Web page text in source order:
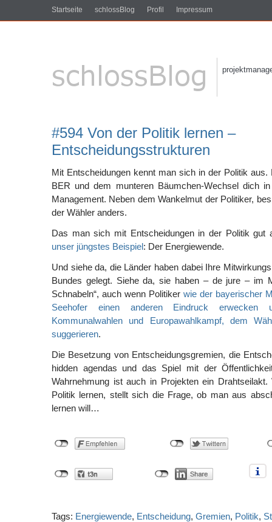
Startseite schlossBlog Profil Impressum
#594 Von der Politik lernen –
Entscheidungsstrukturen
Mit Entscheidungen kennt man sich in der Politik
BER und dem munteren Bäumchen-Wechsel dich
Management. Neben dem Wankelmut der Politiker,
der Wähler anders.
Das man sich mit Entscheidungen in der Politik gut
unser jüngstes Beispiel: Der Energiewende.
Und siehe da, die Länder haben dabei Ihre
Bundes gelegt. Siehe da, sie haben – de jure – im
Schnabeln“, auch wenn Politiker wie der bayerischer
Seehofer einen anderen Eindruck
Kommunalwahlen und Europawahlkampf, dem
suggerieren.
Die Besetzung von Entscheidungsgremien, die
hidden agendas und das Spiel mit der
Wahrnehmung ist auch in Projekten ein
Politik lernen, stellt sich die Frage, ob man aus
lernen will…
Tags: Energiewende, Entscheidung, Gremien, Politik,